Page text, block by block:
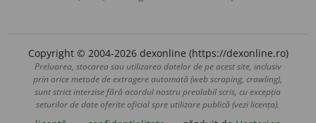
Copyright © 2004-2026 dexonline (https://dexonline.ro)
Preluarea, stocarea sau utilizarea datelor de pe acest site, inclusiv
prin orice metode de extragere automată (web scraping, crawling),
sunt strict interzise fără acordul nostru prealabil scris, cu excepția
seturilor de date oferite oficial spre utilizare publică (vezi licența).